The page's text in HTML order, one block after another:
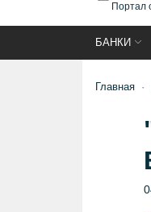
Портал
БАНКИ
Главная